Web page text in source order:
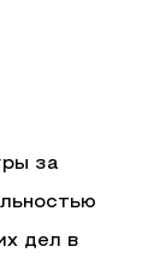
за
дел в